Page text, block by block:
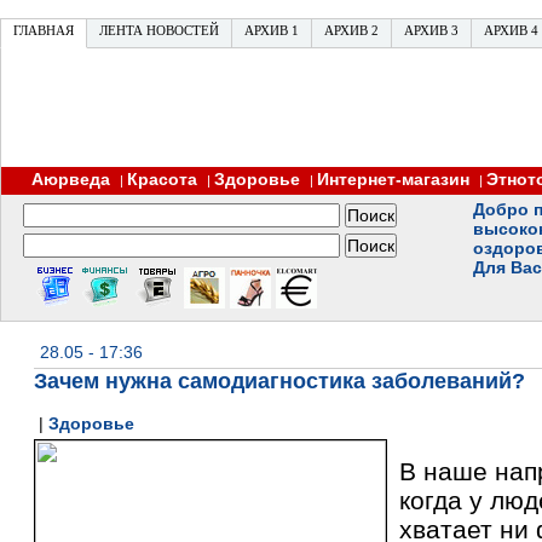
ГЛАВНАЯ ЛЕНТА НОВОСТЕЙ АРХИВ 1 АРХИВ 2 АРХИВ 3 АРХИВ 4
Аюрведа | Красота | Здоровье | Интернет-магазин |
Добро
Для
28.05 - 17:36
Зачем нужна самодиагностика заболеваний?
| Здоровье
В наше
когда у
хватает ни